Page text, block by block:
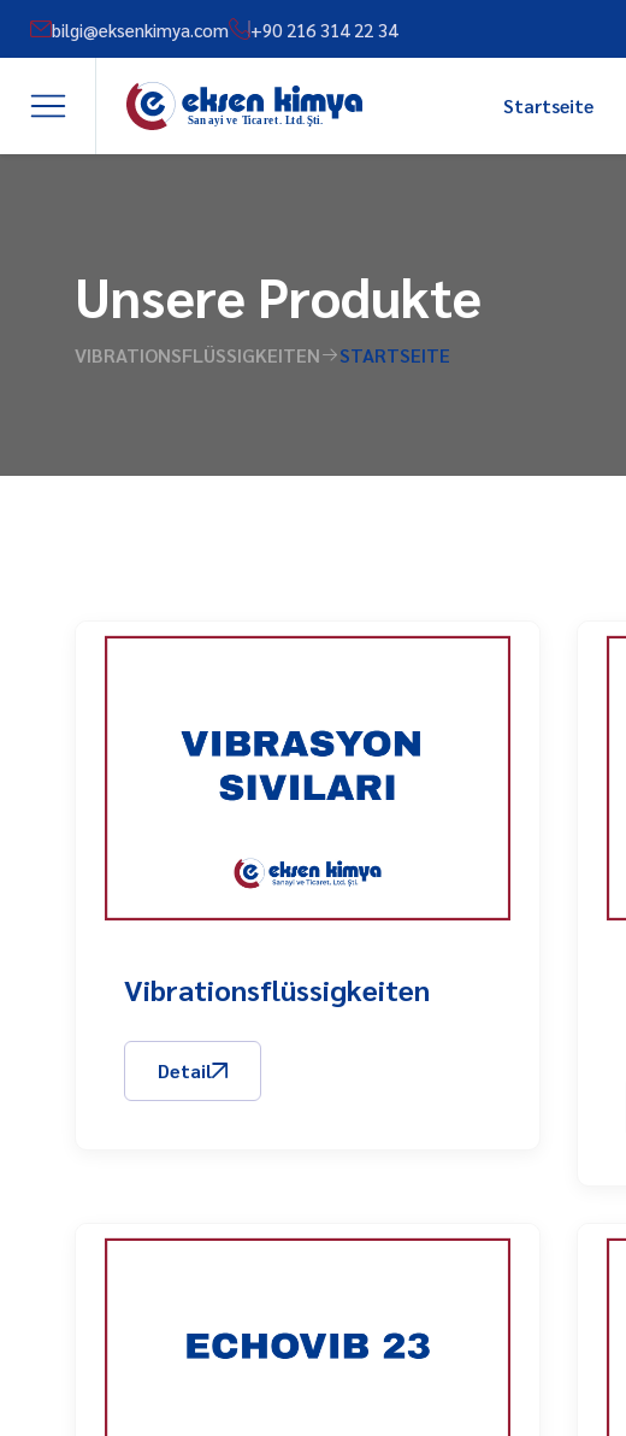
bilgi@eksenkimya.com +90 216 314 22 34
Startseite
Unsere Produkte
VIBRATIONSFLÜSSIGKEITEN STARTSEITE
Vibrationsflüssigkeiten
Detail